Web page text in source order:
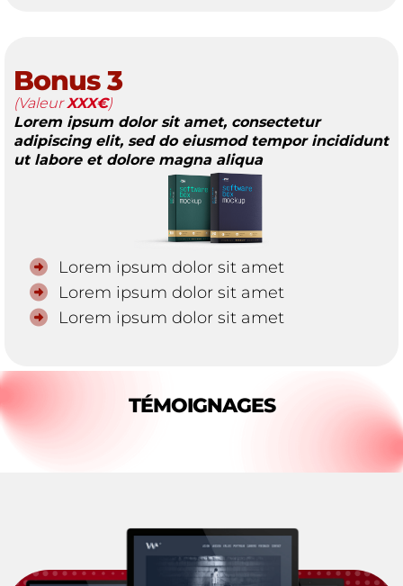
Bonus 3
(ValeurXXX€)
Lorem ipsum dolor sit amet, consectetur
adipiscing elit, sed do eiusmod tempor incididunt
ut labore et dolore magna aliqua
Lorem ipsum dolor sit amet
Lorem ipsum dolor sit amet
Lorem ipsum dolor sit amet
TÉMOIGNAGES